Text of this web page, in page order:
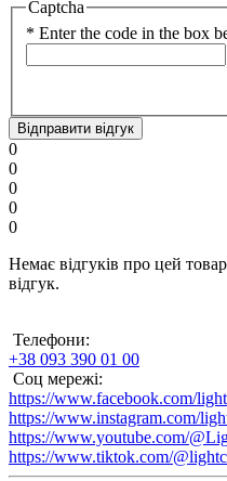
Captcha
* Enter the code in the box
Відправити відгук
0
0
0
0
0
Немає відгуків про цей
відгук.
Телефони:
+38 093 390 01 00
Соц мережі:
https://www.facebook.com/
https://www.instagram.com/
https://www.youtube.com/
https://www.tiktok.com/